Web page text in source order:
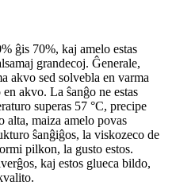
ĝis 70%, kaj amelo estas
grandecoj. Ĝenerale,
akvo sed solvebla en varma
akvo. La ŝanĝo ne estas
superas 57 °C, precipe
alta, maiza amelo povas
ŝanĝiĝos, la viskozeco de
pilkon, la gusto estos.
kaj estos glueca bildo,